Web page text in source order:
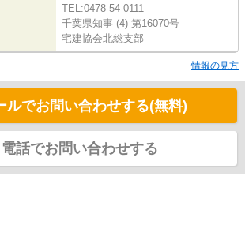
TEL:0478-54-0111
千葉県知事 (4) 第16070号
宅建協会北総支部
情報の見方
ルでお問い合わせする(無料)
電話でお問い合わせする